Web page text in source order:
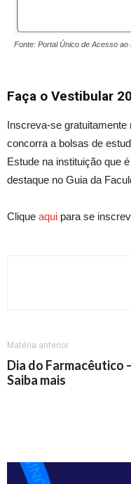
Fonte: Portal Único de Acesso ao
Faça o Vestibular
Inscreva-se gratuitamente
concorra a bolsas de
Estude na instituição que
destaque no Guia da
Clique aqui para se
Matéria anterior
Dia do Farmacêutico –
Saiba mais